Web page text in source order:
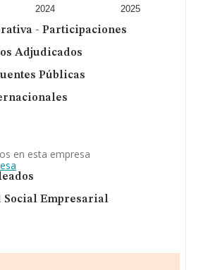
Sociedad Limitada
está
En el ranking de provincia, ha
2024 2025
- Participaciones
Adjudicados
Públicas
en esta empresa
Social Empresarial